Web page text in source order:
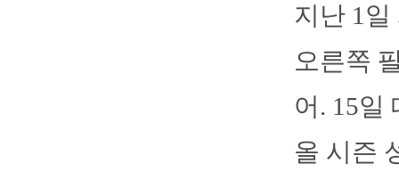
지난 1
오른쪽
어. 15일
올 시즌